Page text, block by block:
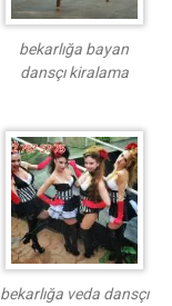
bekarlığa bayan
dansçı kiralama
bekarlığa veda dansçı